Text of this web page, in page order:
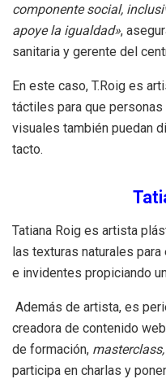
componente social,
apoye la igualdad»,
sanitaria y gerente del
En este caso, T.Roig es
táctiles para que
visuales también puedan
tacto.
Tatiana Roig es artista
las texturas naturales
e invidentes propiciando
Además de artista, es
creadora de contenido
de formación,
participa en charlas y